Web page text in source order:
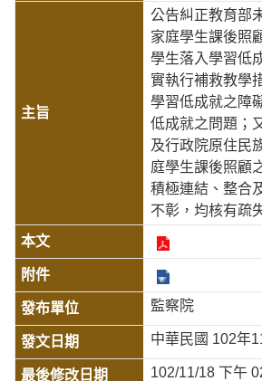
公告糾正教育部
家庭學生課後照
學生落入學習低
實執行補救教學
學習低成就之障
低成就之問題；
及行政院原住民
庭學生課後照顧
積極連結、整合
不彰，均核有疏
監察院
中華民國 102年
102/11/18 下午